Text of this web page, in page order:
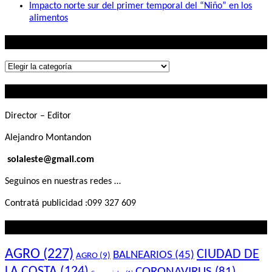
Impacto norte sur del primer temporal del “Niño” en los
alimentos
Lo
Director – Editor
Alejandro Montandon
solaleste@gmail.com
Seguinos en nuestras redes …
Contratá publicidad :099 327 609
AGRO (227) AGRO (9) BALNEARIOS (45) CIUDAD DE